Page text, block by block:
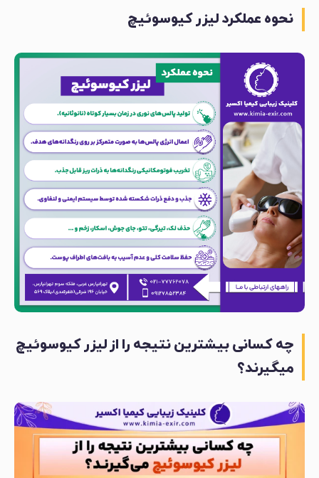
نحوه عملکرد لیزر کیوسوئیچ
چه کسانی بیشترین نتیجه را از لیزر کیوسوئیچ
میگیرند؟